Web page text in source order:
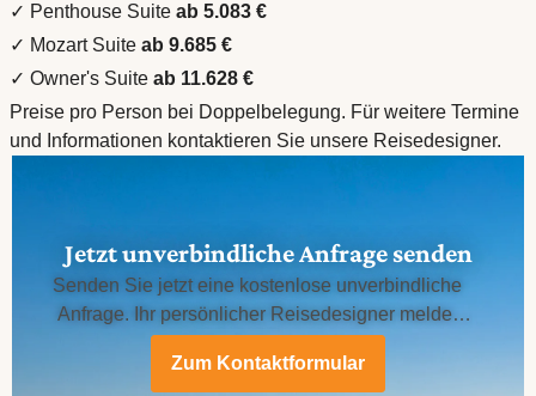
✓ Penthouse Suite ab 5.083 €
✓ Mozart Suite ab 9.685 €
✓ Owner's Suite ab 11.628 €
Preise pro Person bei Doppelbelegung. Für weitere Termine
und Informationen kontaktieren Sie unsere Reisedesigner.
Jetzt unverbindliche Anfrage senden
Senden Sie jetzt eine kostenlose unverbindliche
Anfrage. Ihr persönlicher Reisedesigner meldet
Zum Kontaktformular